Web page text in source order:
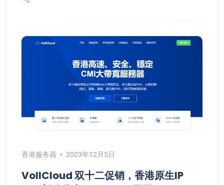
香港服务器 2023年12月5日
VollCloud 双十二促销，香港原生IP